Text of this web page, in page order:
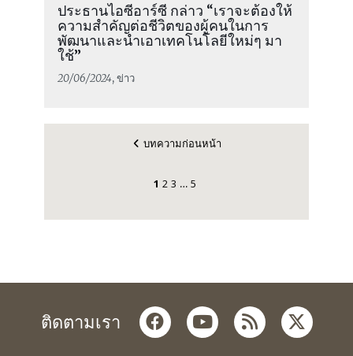
ประธานไอซีอาร์ซี กล่าว “เราจะต้องให้
ความสำคัญต่อชีวิตของผู้คนในการ
พัฒนาและนำเอาเทคโนโลยีใหม่ๆ มา
ใช้”
20/06/2024, ข่าว
บทความก่อนหน้า
1 2 3 … 5
ติดตามเรา facebookyoutube
rss twitter